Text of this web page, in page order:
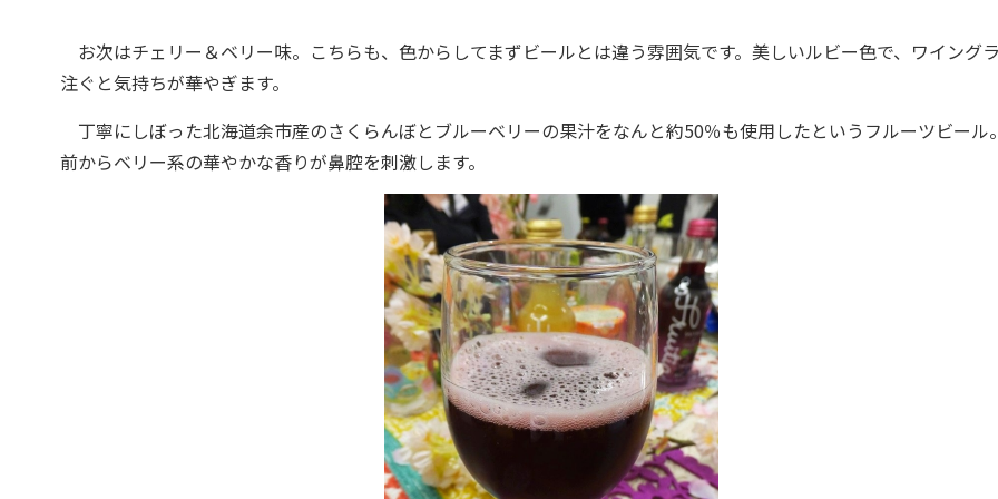
お次はチェリー＆ベリー味。こちらも、色からしてまずビールとは違う雰囲気です。美しいルビー色で、ワイング
注ぐと気持ちが華やぎます。
丁寧にしぼった北海道余市産のさくらんぼとブルーベリーの果汁をなんと約50％も使用したというフルーツビール
前からベリー系の華やかな香りが鼻腔を刺激します。